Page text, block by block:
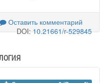
Оставить комментарий
DOI:10.21661/r-529845